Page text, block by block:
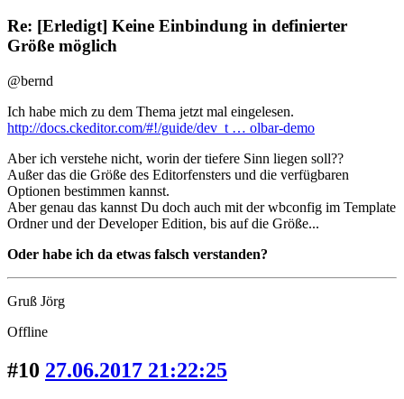
Re: [Erledigt] Keine Einbindung in definierter
Größe möglich
@bernd
Ich habe mich zu dem Thema jetzt mal eingelesen.
http://docs.ckeditor.com/#!/guide/dev_t … olbar-demo
Aber ich verstehe nicht, worin der tiefere Sinn liegen soll??
Außer das die Größe des Editorfensters und die verfügbaren
Optionen bestimmen kannst.
Aber genau das kannst Du doch auch mit der wbconfig im Template
Ordner und der Developer Edition, bis auf die Größe...
Oder habe ich da etwas falsch verstanden?
Gruß Jörg
Offline
#10 27.06.2017 21:22:25